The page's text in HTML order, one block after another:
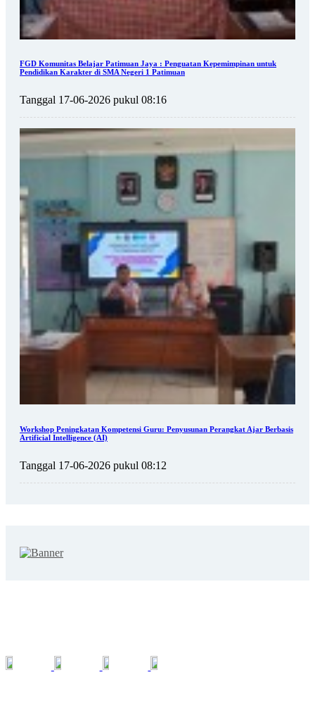
FGD Komunitas Belajar Patimuan Jaya : Penguatan Kepemimpinan untuk
Pendidikan Karakter di SMA Negeri 1 Patimuan
Tanggal 17-06-2026 pukul 08:16
Workshop Peningkatan Kompetensi Guru: Penyusunan Perangkat Ajar Berbasis
Artificial Intelligence (AI)
Tanggal 17-06-2026 pukul 08:12